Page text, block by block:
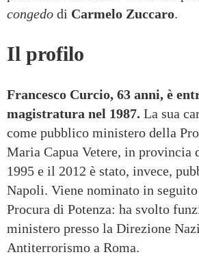
congedo di Carmelo Zuccaro.
Il profilo
Francesco Curcio, 63 anni, è
magistratura nel 1987. La sua
come pubblico ministero della
Maria Capua Vetere, in provincia
1995 e il 2012 è stato, invece,
Napoli. Viene nominato in
Procura di Potenza: ha svolto
ministero presso la Direzione
Antiterrorismo a Roma.